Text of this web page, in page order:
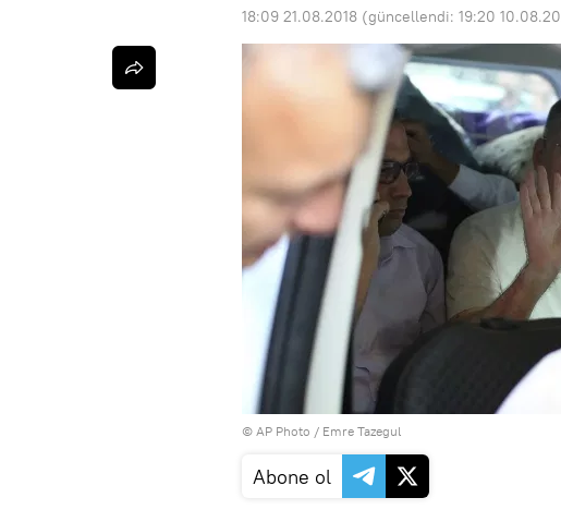
18:09 21.08.2018 (güncellendi: 19:20
© AP Photo / Emre Tazegul
Abone ol